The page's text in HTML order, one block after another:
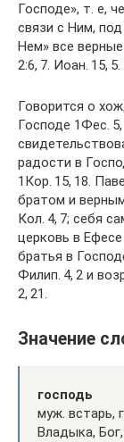
Господе», т. е,
связи с Ним, под
Нем» все
2:6, 7. Иоан. 15, 5.
Говорится о
Господе 1Фес. 5,
радости в
1Кор. 15, 18.
братом и
Кол. 4, 7; себя
церковь в
братья в
Филип. 4, 2 и
2, 21.
Значение
господь
муж. встарь,
Владыка,